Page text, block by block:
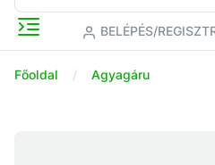
BELÉPÉS/
Főoldal Agyagáru